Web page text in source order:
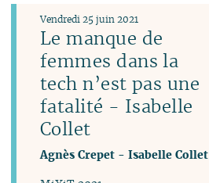
Le manque de
femmes dans la
tech n’est pas une
fatalité - Isabelle
Collet
Vendredi 25 juin 2021
Agnès Crepet -Isabelle Collet